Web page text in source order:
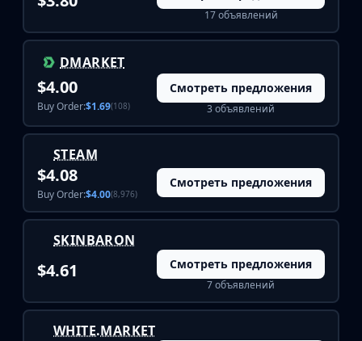
17 объявлений
DMARKET
$4.00
Buy Order:$1.69(108)
Смотреть предложения
3 объявлений
STEAM
$4.08
Buy Order:$4.00(8,976)
Смотреть предложения
SKINBARON
$4.61 Смотреть предложения
7 объявлений
WHITE.MARKET